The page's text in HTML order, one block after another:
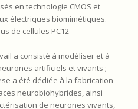
en technologie CMOS et
électriques biomimétiques.
de cellules PC12
a consisté à modéliser et à
artificiels et vivants ;
a été dédiée à la fabrication
neurobiohybrides, ainsi
de neurones vivants,